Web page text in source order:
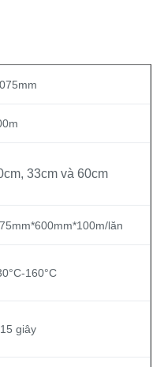
33cm và 60cm
lăn
160°C
giây